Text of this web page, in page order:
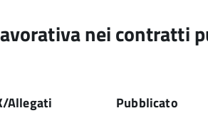
nei contratti
Allegati Pubblicato